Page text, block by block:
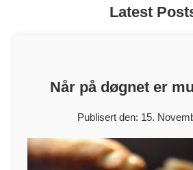
Latest
Når på døgnet er
Publisert den: 15.